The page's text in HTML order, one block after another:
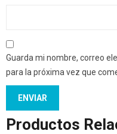
Guarda mi nombre, correo
para la próxima vez que
Productos